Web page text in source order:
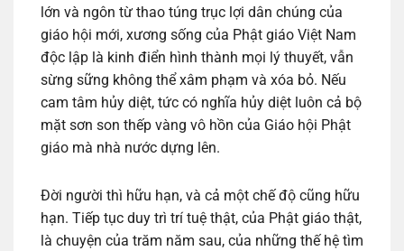
lớn và ngôn từ thao túng trục lợi dân chúng của
giáo hội mới, xương sống của Phật giáo Việt Nam
độc lập là kinh điển hình thành mọi lý thuyết, vẫn
sừng sững không thể xâm phạm và xóa bỏ. Nếu
cam tâm hủy diệt, tức có nghĩa hủy diệt luôn cả bộ
mặt sơn son thếp vàng vô hồn của Giáo hội Phật
giáo mà nhà nước dựng lên.
Đời người thì hữu hạn, và cả một chế độ cũng hữu
hạn. Tiếp tục duy trì trí tuệ thật, của Phật giáo thật,
là chuyện của trăm năm sau, của những thế hệ tìm